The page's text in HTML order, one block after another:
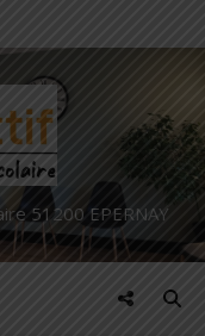
51200 EPERNAY